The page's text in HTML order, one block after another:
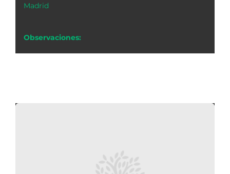
Madrid
Observaciones: